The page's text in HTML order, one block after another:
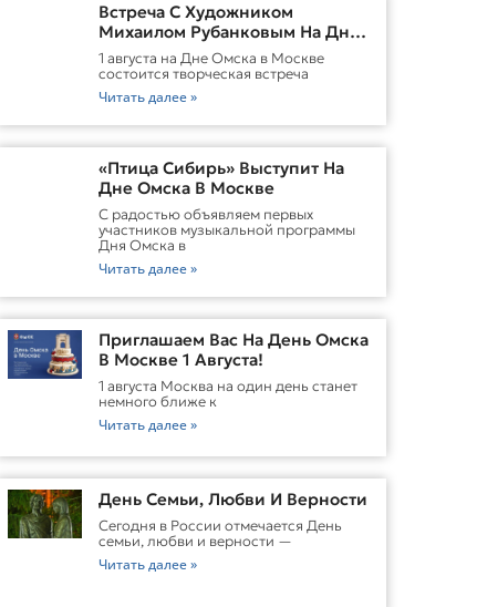
Встреча С Художником
Михаилом Рубанковым На Дне
Омска В Москве
1 августа на Дне Омска в Москве
состоится творческая встреча
Читать далее »
«Птица Сибирь» Выступит На
Дне Омска В Москве
С радостью объявляем первых
участников музыкальной программы
Дня Омска в
Читать далее »
Приглашаем Вас На День Омска
В Москве 1 Августа!
1 августа Москва на один день станет
немного ближе к
Читать далее »
День Семьи, Любви И Верности
Сегодня в России отмечается День
семьи, любви и верности —
Читать далее »